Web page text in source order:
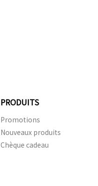
PRODUITS
Promotions
Nouveaux produits
Chèque cadeau